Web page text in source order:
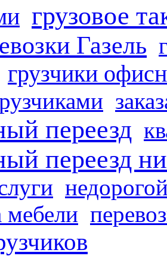
грузовое
Газель
грузчики
переезд
переезд
мебели